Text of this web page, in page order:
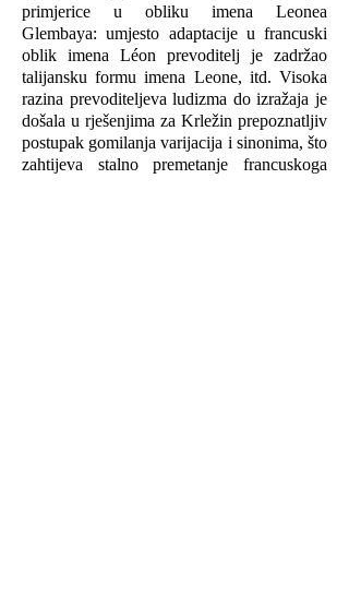
primjerice u obliku imena Leonea
Glembaya: umjesto adaptacije u francuski
oblik imena Léon prevoditelj je zadržao
talijansku formu imena Leone, itd. Visoka
razina prevoditeljeva ludizma do izražaja je
došala u rješenjima za Krležin prepoznatljiv
postupak gomilanja varijacija i sinonima, što
zahtijeva stalno premetanje francuskoga